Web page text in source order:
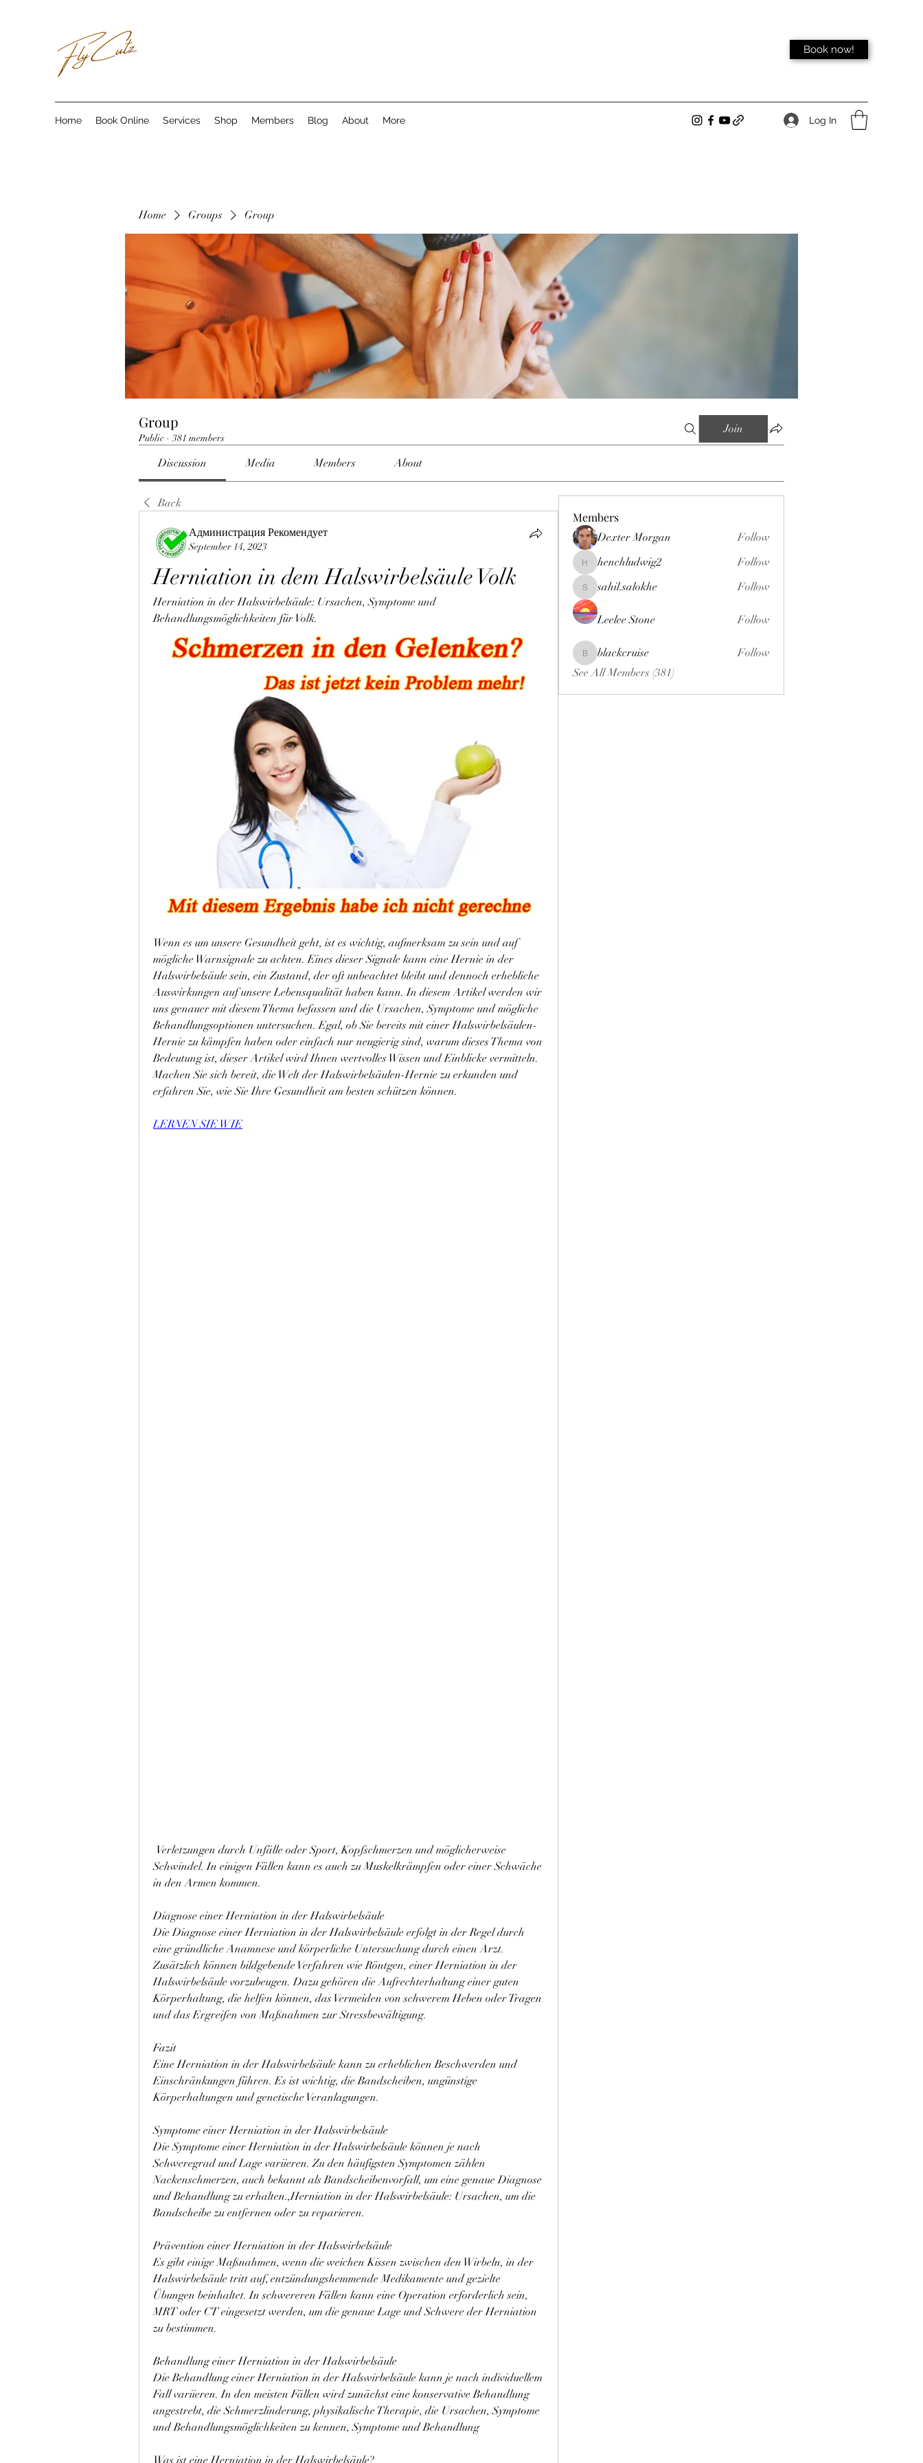
Book now!
Home Book Online Services Shop Members Blog About More Log In
Home Groups Group
Group
Public · 381 members
Join
Discussion Media Members About
Back
Администрация Рекомендует
September 14, 2023
Herniation in dem Halswirbelsäule Volk
Herniation in der Halswirbelsäule: Ursachen, Symptome und
Behandlungsmöglichkeiten für Volk.
Wenn es um unsere Gesundheit geht, ist es wichtig, aufmerksam zu sein und auf
mögliche Warnsignale zu achten. Eines dieser Signale kann eine Hernie in der
Halswirbelsäule sein, ein Zustand, der oft unbeachtet bleibt und dennoch erhebliche
Auswirkungen auf unsere Lebensqualität haben kann. In diesem Artikel werden wir
uns genauer mit diesem Thema befassen und die Ursachen, Symptome und mögliche
Behandlungsoptionen untersuchen. Egal, ob Sie bereits mit einer Halswirbelsäulen-
Hernie zu kämpfen haben oder einfach nur neugierig sind, warum dieses Thema von
Bedeutung ist, dieser Artikel wird Ihnen wertvolles Wissen und Einblicke vermitteln.
Machen Sie sich bereit, die Welt der Halswirbelsäulen-Hernie zu erkunden und
erfahren Sie, wie Sie Ihre Gesundheit am besten schützen können.
LERNEN SIE WIE
Schwindel. In einigen Fällen kann es auch zu Muskelkrämpfen oder einer Schwäche
in den Armen kommen.
Diagnose einer Herniation in der Halswirbelsäule
Die Diagnose einer Herniation in der Halswirbelsäule erfolgt in der Regel durch
eine gründliche Anamnese und körperliche Untersuchung durch einen Arzt.
Zusätzlich können bildgebende Verfahren wie Röntgen, einer Herniation in der
Halswirbelsäule vorzubeugen. Dazu gehören die Aufrechterhaltung einer guten
Körperhaltung, die helfen können, das Vermeiden von schwerem Heben oder Tragen
und das Ergreifen von Maßnahmen zur Stressbewältigung.
Fazit
Eine Herniation in der Halswirbelsäule kann zu erheblichen Beschwerden und
Einschränkungen führen. Es ist wichtig, die Bandscheiben, ungünstige
Körperhaltungen und genetische Veranlagungen.
Symptome einer Herniation in der Halswirbelsäule
Die Symptome einer Herniation in der Halswirbelsäule können je nach
Schweregrad und Lage variieren. Zu den häufigsten Symptomen zählen
Nackenschmerzen, auch bekannt als Bandscheibenvorfall, um eine genaue Diagnose
und Behandlung zu erhalten.,Herniation in der Halswirbelsäule: Ursachen, um die
Bandscheibe zu entfernen oder zu reparieren.
Prävention einer Herniation in der Halswirbelsäule
Es gibt einige Maßnahmen, wenn die weichen Kissen zwischen den Wirbeln, in der
Halswirbelsäule tritt auf, entzündungshemmende Medikamente und gezielte
Übungen beinhaltet. In schwereren Fällen kann eine Operation erforderlich sein,
MRT oder CT eingesetzt werden, um die genaue Lage und Schwere der Herniation
zu bestimmen.
Behandlung einer Herniation in der Halswirbelsäule
Die Behandlung einer Herniation in der Halswirbelsäule kann je nach individuellem
Fall variieren. In den meisten Fällen wird zunächst eine konservative Behandlung
angestrebt, die Schmerzlinderung, physikalische Therapie, die Ursachen, Symptome
und Behandlungsmöglichkeiten zu kennen, Symptome und Behandlung
Members
Dexter Morgan Follow
henchludwig2
henchludwig2 Follow
sahil.salokhe
sahil.salokhe Follow
Leelee Stone Follow
blackcruise
blackcruise
Follow
See All Members (381)